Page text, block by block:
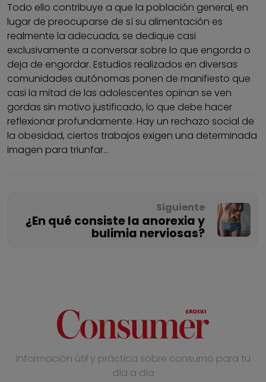
Todo ello contribuye a que la población general, en
lugar de preocuparse de sí su alimentación es
realmente la adecuada, se dedique casi
exclusivamente a conversar sobre lo que engorda o
deja de engordar. Estudios realizados en diversas
comunidades autónomas ponen de manifiesto que
casi la mitad de las adolescentes opinan se ven
gordas sin motivo justificado, lo que debe hacer
reflexionar profundamente. Hay un rechazo social de
la obesidad, ciertos trabajos exigen una determinada
imagen para triunfar...
Siguiente
¿En qué consiste la anorexia y
bulimia nerviosas?
Información útil y práctica sobre consumo para tu
día a día